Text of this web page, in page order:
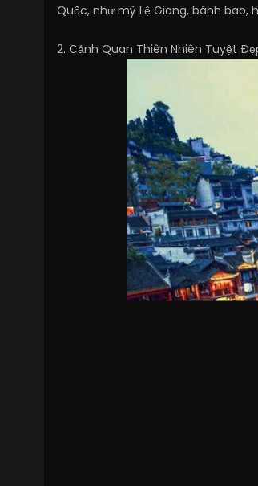
Quốc, như mỳ Lệ Giang, bánh bao,
2. Cảnh Quan Thiên Nhiên Tuyệt